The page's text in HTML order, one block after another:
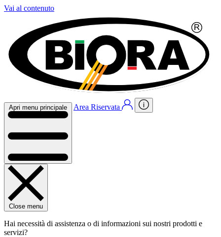
Vai al contenuto
Apri menu principale Area Riservata
Close menu
Hai necessità di assistenza o di informazioni sui nostri prodotti e
servizi?